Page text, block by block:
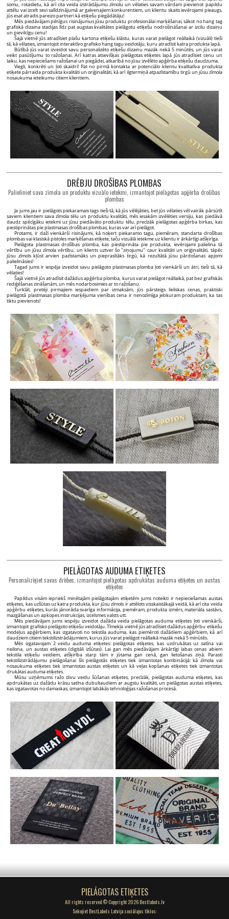
somu, rotaslietu, kā arī cita veida izstrādājumu zīmolu un vēlaties savam vārdam pievienot papildu
attēlu vai izcelt sevi salīdzinājumā ar galvenajiem konkurentiem, un klientu skaits ievērojami pieaugs,
jūs esat atradis pareizo partneri kā etiķešu piegādātāju!
Mēs piedāvājam pilnīgus risinājumus jūsu produktu profesionālai marķēšanai, sākot no hang tag
grafiskā dizaina stadijas līdz pat augstas kvalitātes pielāgotu etiķešu nodrošināšanai ar izcilu dizainu
un pievilcīgu cenu!
Šajā vietnē jūs atradīsiet plašu kartona etiķešu klāstu, kuras varat pielāgot reāllaikā (vizuāli) tieši
tā, kā vēlaties, izmantojot interaktīvo grafisko hang tagu veidotāju, kuru atradīsit katra produkta lapā.
Būtībā jūs varat izveidot savu personalizēto etiķešu dizainu mazāk nekā 5 minūtēs, un jūs varat
veikt pasūtījumu to ražošanai. Arī katras atsevišķas pielāgotas etiķetes lapā jūs atradīsiet cenu un
laiku, kas nepieciešams ražošanai un piegādei, atkarībā no jūsu izvēlēto apģērba etiķešu daudzuma.
Viegli, konkrēti un ļoti skaidri! Pat no pirmā kontakta ar potenciālo klientu kvalitatīva produkta
etiķete pārraida produkta kvalitāti un oriģinalitāti, kā arī ilgtermiņā atpazīstamību tirgū un jūsu zīmola
nosaukuma ieteikumu citiem klientiem.
DRĒBJU DROŠĪBAS PLOMBAS
Palieliniet sava zīmola un produktu vizuālo ietekmi, izmantojot pielāgotas apģērba drošības
plombas
Ja jums jau ir pielāgots piekaramais tags tieši tā, kā jūs vēlējāties, bet jūs vēlaties vēl vairāk pārsūtīt
saviem klientiem sava zīmola tēlu un produktu kvalitāti, mēs iesakām izvēlēties versiju, kas piedāvā
daudz spēcīgāku ietekmi uz jūsu piedāvāto produktu tēlu, precīzāk pielāgotas apģērba birkas, kas
piestiprinātas pie plastmasas drošības plombas, kuras var arī pielāgot.
Protams, ir daži vienkārši risinājumi, kā noķert piekaramo tagu, piemēram, standarta drošības
plombas vai klasiskā pistoles marķēšanas etiķete, taču vizuālā ietekme uz klientu ir ārkārtīgi atšķirīga.
Pielāgota plastmasas drošības plomba, kas piestiprināta pie produkta, ievērojami palielina tā
vērtību un jūsu zīmola vērtību, un klients uztver šo "ziņojumu" caur kvalitāti un oriģinalitāti, tāpēc
jūsu zīmols kļūst arvien pazīstamāks un pieprasītāks tirgū, kā rezultātā jūsu pārdošanas apjomi
palielināsies!
Tagad jums ir iespēja izveidot savu pielāgoto plastmasas plomba ļoti vienkārši un ātri, tieši tā, kā
vēlaties!
Šajā vietnē jūs atradīsit dažādus apģērba plomba, kurus varat pielāgot reāllaikā, pat bez grafiskās
rediģēšanas zināšanām, un mēs nodarbosimies ar to ražošanu.
Turklāt, pretēji pirmajiem iespaidiem par izmaksām, jūs pārsteigs lieliskas cenas, praktiski
pielāgotā plastmasas plomba marķējuma vienības cena ir nenozīmīga jebkuram produktam, ka tas
tiktu pievienots!
PIELĀGOTAS AUDUMA ETIĶETES
Personalizējiet savas drēbes, izmantojot pielāgotas apdrukātas auduma etiķetes un austas
etiķetes
Papildus visām iepriekš minētajām pielāgotajām etiķetēm jums noteikti ir nepieciešamas austas
etiķetes, kas uzšūtas uz katra produkta, kur jūsu zīmols ir attēlots visskaistākajā veidā, kā arī cita veida
apģērbu etiķetes, kurās jānorāda svarīga informācija, piemēram, produkta izmērs, materiāla sastāvs,
mazgāšanas un apkopes instrukcijas, izcelsmes valsts utt.
Mēs piedāvājam jums iespēju izveidot dažāda veida pielāgotas auduma etiķetes ļoti vienkārši,
izmantojot grafisko pielāgoto etiķešu veidotāju. Tīmekļa vietnē jūs atradīsiet dažādus apģērbu etiķešu
modeļus apģērbiem, kas izgatavoti no tekstila auduma, kas piemēroti dažādiem apģērbiem, kā arī
daudziem citiem tekstilizstrādājumiem, kurus jūs varat pielāgot reāllaikā mazāk nekā 5 minūtēs.
Mēs izgatavojam 2 veidu auduma etiķetes: pielāgotas etiķetes, kas uzdrukātas uz satīna vai
neilona, un austas etiķetes (digitāli izšūtas). Lai gan mēs piedāvājam ārkārtīgi labas cenas abiem
tekstila etiķešu veidiem, atšķirība starp tām ir jūtama gan cenā, gan lietošanas ziņā. Parasti
tekstilizstrādājumu pielāgošanai šīs pielāgotās etiķetes tiek izmantotas kombinācijā: kā zīmola vai
nosaukuma etiķetes tiek izmantotas austas etiķetes un kā veļas kopšanas etiķetes tiek izmantotas
drukātas auduma etiķetes.
Mūsu uzņēmums ražo divu veidu šūšanas etiķetes, precīzāk, pielāgotas auduma etiķetes, kas
apdrukātas uz dažādu krāsu satīna dubultaudiem ar augstu kvalitāti, un pielāgotas austas etiķetes,
kas izgatavotas no damaskas, izmantojot labākās tehnoloģijas ražošanas procesā.
PIELĀGOTAS ETIĶETES
All rights reserved © Copyright 2026 Bestlabels.lv
Sekojiet BestLabels Latvija sociālajos tīklos: